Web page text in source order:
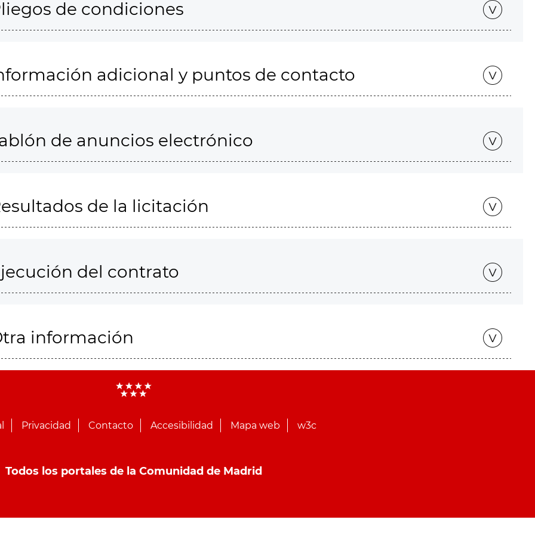
de condiciones
adicional y puntos de contacto
de anuncios electrónico
de la licitación
del contrato
información
Privacidad Contacto Accesibilidad Mapa web w3c
Todos los portales de la Comunidad de Madrid